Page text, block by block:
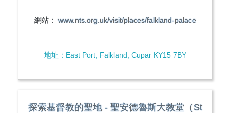
網站： www.nts.org.uk/visit/places/falkland-palace
地址：East Port, Falkland, Cupar KY15 7BY
探索基督教的聖地 - 聖安德魯斯大教堂（St